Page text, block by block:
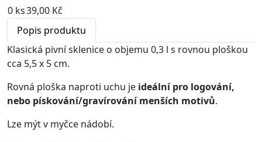
0 ks39,00 Kč
Popis produktu
Klasická pivní sklenice o objemu 0,3 l s rovnou ploškou
cca 5,5 x 5 cm.
Rovná ploška naproti uchu je ideální pro logování,
nebo pískování/gravírování menších motivů.
Lze mýt v myčce nádobí.